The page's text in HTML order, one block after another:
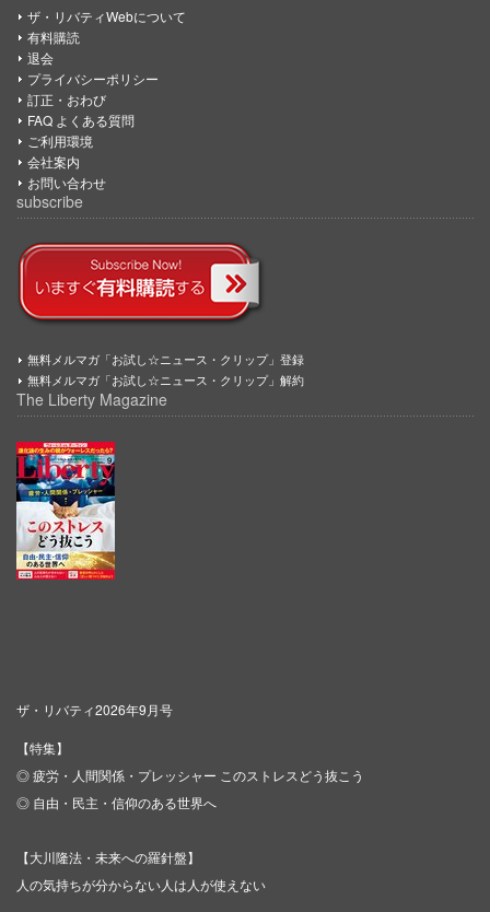
ザ・リバティWebについて
有料購読
退会
プライバシーポリシー
訂正・おわび
FAQ よくある質問
ご利用環境
会社案内
お問い合わせ
subscribe
無料メルマガ「お試し☆ニュース・クリップ」登録
無料メルマガ「お試し☆ニュース・クリップ」解約
The Liberty Magazine
ザ・リバティ2026年9月号
【特集】
◎ 疲労・人間関係・プレッシャー このストレスどう抜こう
◎ 自由・民主・信仰のある世界へ
【大川隆法・未来への羅針盤】
人の気持ちが分からない人は人が使えない